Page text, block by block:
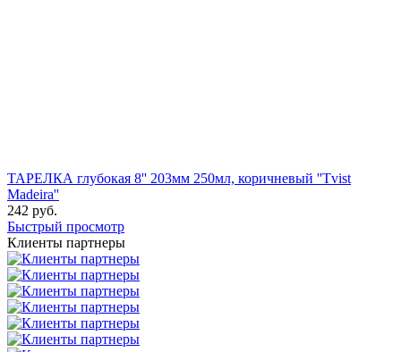
ТАРЕЛКА глубокая 8'' 203мм 250мл, коричневый ''Tvist
Madeira''
242 руб.
Быстрый просмотр
Клиенты партнеры